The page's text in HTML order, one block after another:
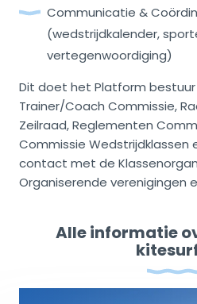
Communicatie &
(wedstrijdkalender,
vertegenwoordiging)
Dit doet het Platform
Trainer/Coach Commissie,
Zeilraad, Reglementen
Commissie Wedstrijdklassen
contact met de
Organiserende verenigingen
Alle informatie